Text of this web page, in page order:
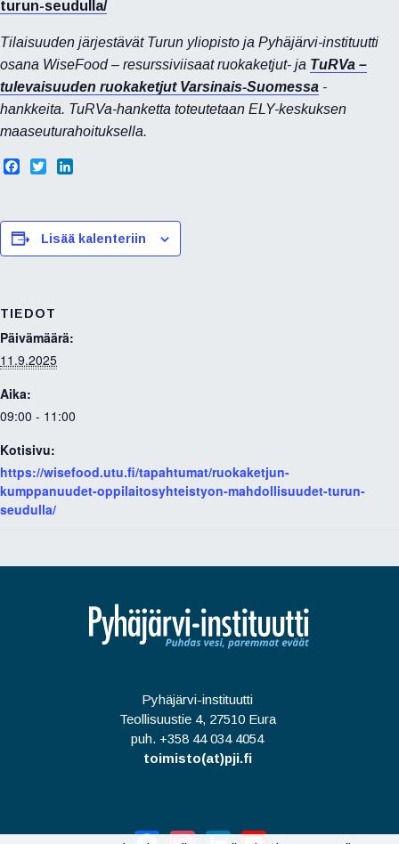
turun-seudulla/
Tilaisuuden järjestävät Turun yliopisto ja Pyhäjärvi-instituutti
osana WiseFood – resurssiviisaat ruokaketjut- ja TuRVa –
tulevaisuuden ruokaketjut Varsinais-Suomessa -
hankkeita. TuRVa-hanketta toteutetaan ELY-keskuksen
maaseuturahoituksella.
b
o
t
e
e
d
Lisää kalenteriin
TIEDOT
Päivämäärä:
11.9.2025
Aika:
09:00 - 11:00
Kotisivu:
https://wisefood.utu.fi/tapahtumat/ruokaketjun-
kumppanuudet-oppilaitosyhteistyon-mahdollisuudet-turun-
seudulla/
Pyhäjärvi-instituutti
Teollisuustie 4, 27510 Eura
puh. +358 44 034 4054
toimisto(at)pji.fi